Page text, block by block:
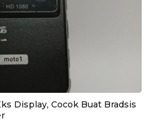
Display, Cocok Buat Bradsis